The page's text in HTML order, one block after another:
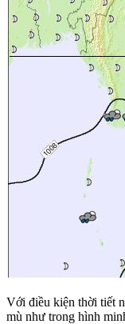
Với điều kiện thời tiết
mù như trong hình